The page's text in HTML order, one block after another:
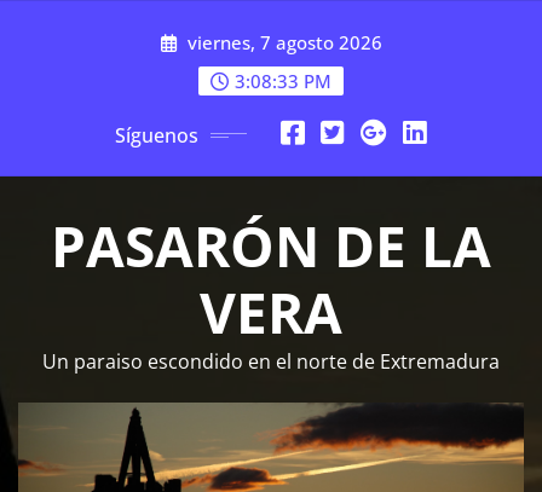
viernes, 7 agosto 2026
3:08:33 PM
Síguenos
PASARÓN DE LA
VERA
Un paraiso escondido en el norte de Extremadura